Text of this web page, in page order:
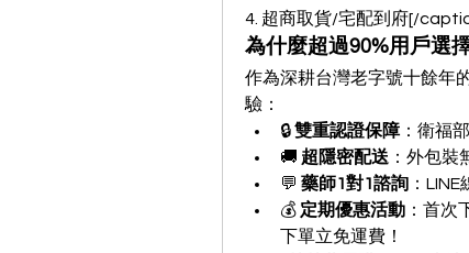
4. 超商取貨/宅配到府[/
為什麼超過90%用戶選
作為深耕台灣老字號十餘年
驗：
🔒 雙重認證保障：衛福
🚚 超隱密配送 ：外包裝
💬 藥師1對1諮詢 ：
💰 定期優惠活動 ：首次
下單立免運費！